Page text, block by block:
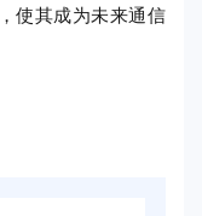
使其成为未来通信